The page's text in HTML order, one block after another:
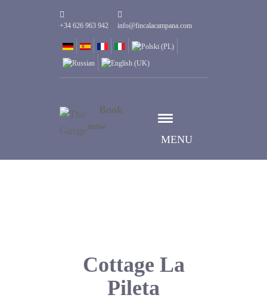
+34 626 963 942 info@fincalacampana.com
MENU
Book
now
Cottage La
Pileta